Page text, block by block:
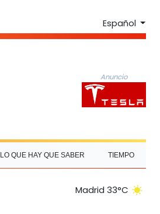
Español
Anuncio
LO QUE HAY QUE SABER TIEMPO
Madrid 33°C